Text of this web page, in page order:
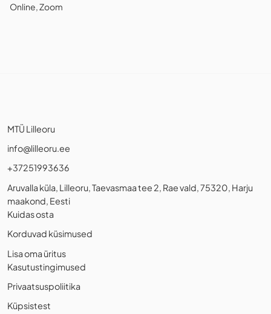
Online, Zoom
MTÜ Lilleoru
info@lilleoru.ee
+37251993636
Aruvalla küla, Lilleoru, Taevasmaa tee 2, Rae vald, 75320, Harju
maakond, Eesti
Kuidas osta
Korduvad küsimused
Lisa oma üritus
Kasutustingimused
Privaatsuspoliitika
Küpsistest